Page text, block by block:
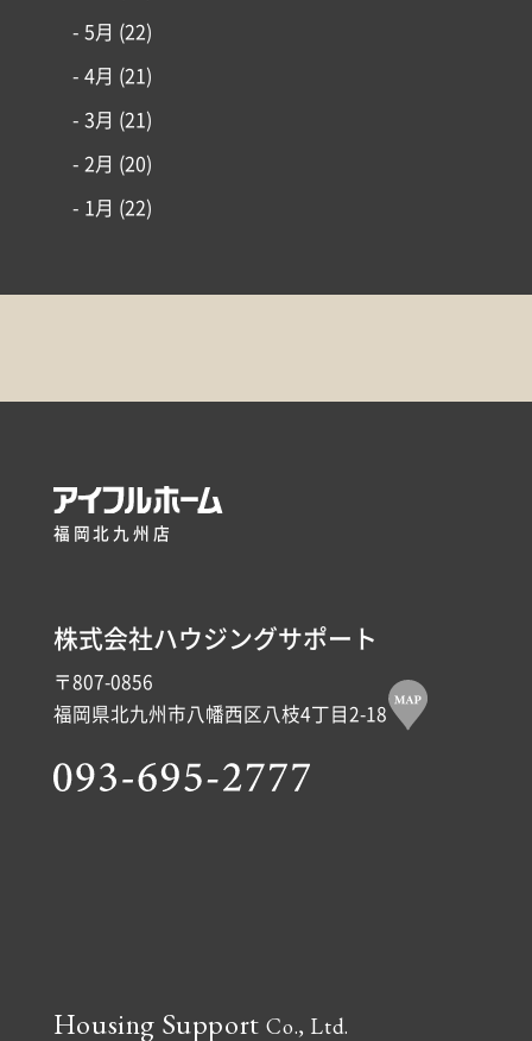
- 5月 (22)
- 4月 (21)
- 3月 (21)
- 2月 (20)
- 1月 (22)
福岡北九州店
株式会社ハウジングサポート
〒807-0856
福岡県北九州市八幡西区八枝4丁目2-18
Housing SupportCo., Ltd.